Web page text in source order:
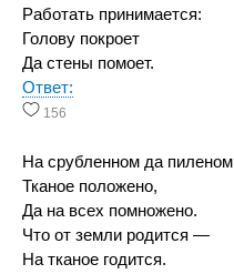
Работать принимается:
Голову покроет
Да стены помоет.
Ответ:
156
На срубленном да пиленом
Тканое положено,
Да на всех помножено.
Что от земли родится —
На тканое годится.